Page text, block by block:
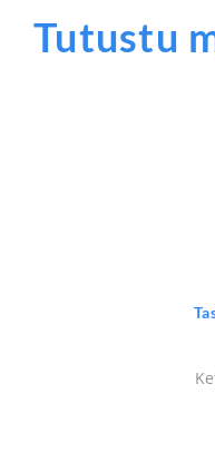
Tutustu